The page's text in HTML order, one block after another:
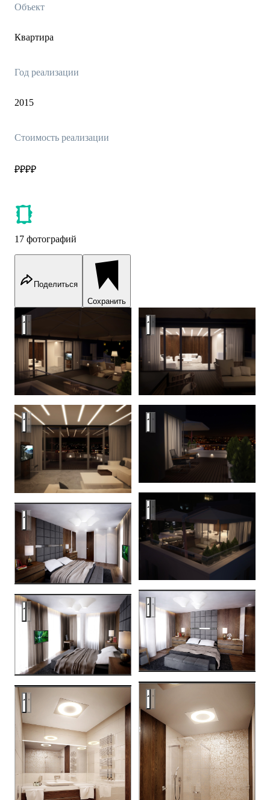
Объект
Квартира
Год реализации
2015
Стоимость реализации
₽₽₽₽
17 фотографий
Поделиться
Сохранить
Riga Riga
Riga Riga
Riga
Riga
Riga
Riga
Riga
Riga